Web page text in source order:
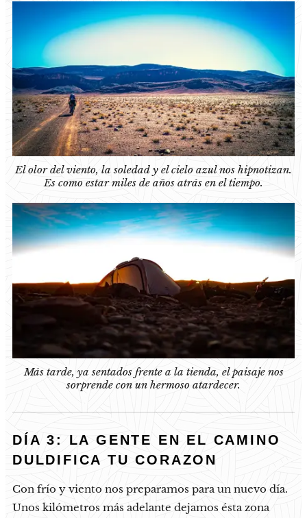
El olor del viento, la soledad y el cielo azul nos hipnotizan.
Es como estar miles de años atrás en el tiempo.
Más tarde, ya sentados frente a la tienda, el paisaje nos
sorprende con un hermoso atardecer.
DÍA 3: LA GENTE EN EL CAMINO
DULDIFICA TU CORAZON
Con frío y viento nos preparamos para un nuevo día.
Unos kilómetros más adelante dejamos ésta zona